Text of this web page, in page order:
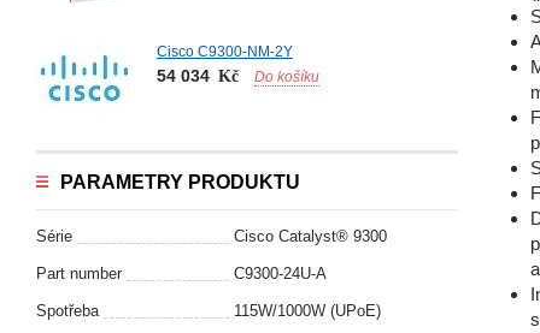
Cisco C9300-NM-2Y
54 034 Kč Do košíku
PARAMETRY PRODUKTU
Série Cisco Catalyst® 9300
Part number C9300-24U-A
Spotřeba 115W/1000W (UPoE)